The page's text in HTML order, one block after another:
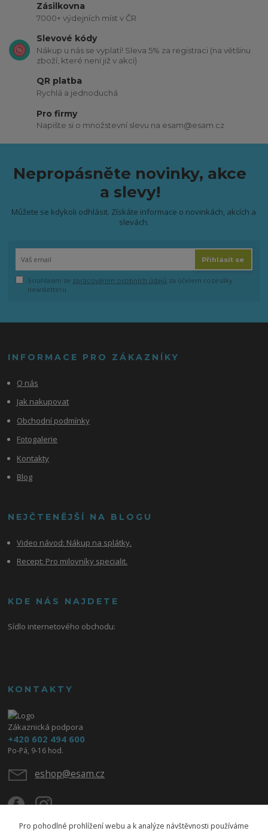
Zásilkovna
7000+ výdejních míst v ČR
Slevové kódy
Nákup u nás se vyplatí! Sleva 5% za registraci (na většinu
zboží, které není již v akci)
QR platba
Rychlá a jednoduchá
Pro firmy
Napište si o množstevní slevu na esam@esam.cz
Nepropásněte novinky, akce
a slevy!
Můžete se kdykoli odhlásit. Získáte informace o novinkách, akcích a
slevách.
Přihlásit se
Souhlasím se zpracováním osobních údajů za účelem rozesílky
newsletteru.
INFORMACE PRO ZÁKAZNÍKY
O nás
Jak nakupovat
Obchodní podmínky
Fotogalerie
Kontakty
Blog
NEJČTENĚJŠÍ NA BLOGU
Video návod: Nákup na splátky.
Recept: Pro milovníky specialit.
KDE NÁS NAJDETE
Sídlo internetového obchodu:
KONTAKTY
Zákaznická podpora
+420 602 494 600
Po-Pá, 9-16 hod.
eshop@esam.cz
Pro pohodlné prohlížení webu a k analýze návštěvnosti používáme